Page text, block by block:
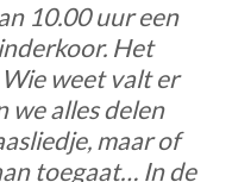
10.00 uur een
Het
weet valt er
we alles delen
maar of
toegaat… In de